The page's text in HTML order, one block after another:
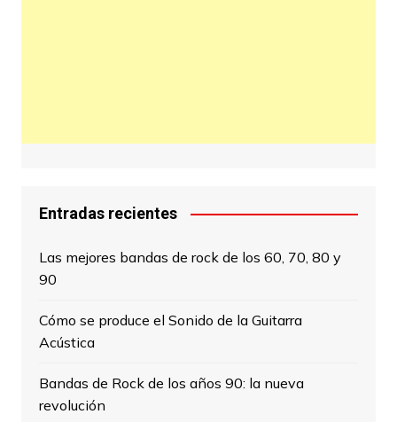
Entradas recientes
Las mejores bandas de rock de los 60, 70, 80 y
90
Cómo se produce el Sonido de la Guitarra
Acústica
Bandas de Rock de los años 90: la nueva
revolución